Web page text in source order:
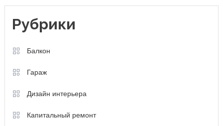
Рубрики
Балкон
Гараж
Дизайн интерьера
Капитальный ремонт